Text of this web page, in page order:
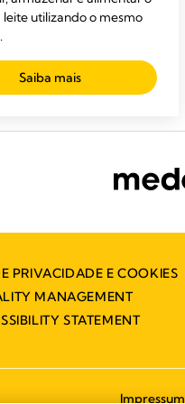
utilizando o mesmo
Saiba mais
PRIVACIDADE E COOKIES
MANAGEMENT
STATEMENT
Impressum